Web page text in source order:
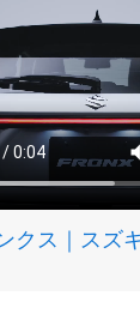
クス｜スズ